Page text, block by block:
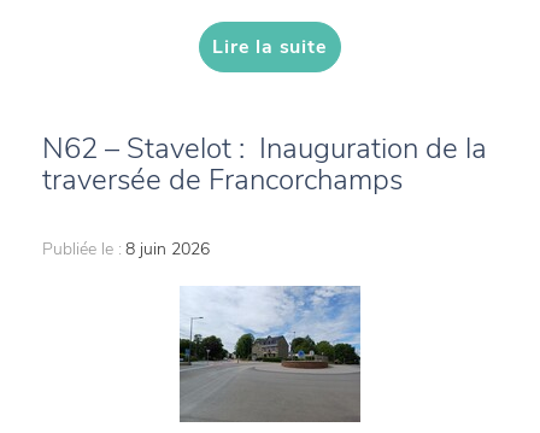
Lire la suite
N62 – Stavelot : Inauguration de la
traversée de Francorchamps
Publiée le : 8 juin 2026